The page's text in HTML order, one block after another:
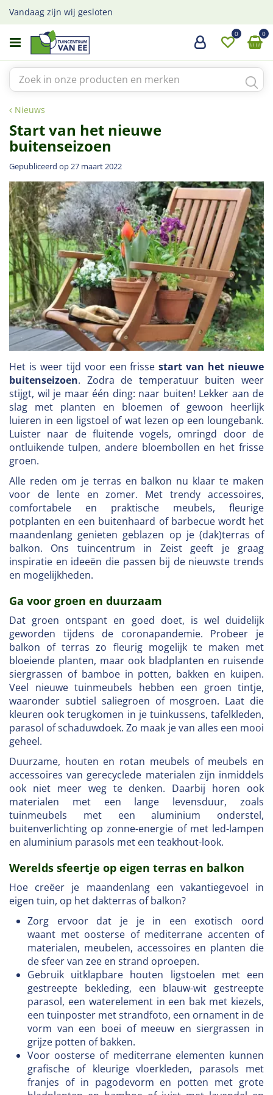
a
Nieuws
Vandaag zijn wij gesloten
Start van het nieuwe
buitenseizoen
Gepubliceerd op27 maart 2022
Het is weer tijd voor een frissestart van het nieuwe
buitenseizoen. Zodra de temperatuur buiten weer
stijgt, wil je maar één ding: naar buiten! Lekker aan de
slag met planten en bloemen of gewoon heerlijk
luieren in een ligstoel of wat lezen op een loungebank.
Luister naar de fluitende vogels, omringd door de
ontluikende tulpen, andere bloembollen en het frisse
groen.
Alle reden om je terras en balkon nu klaar te maken
voor de lente en zomer. Met trendy accessoires,
comfortabele en praktische meubels, fleurige
potplanten en een buitenhaard of barbecue wordt het
maandenlang genieten geblazen op je (dak)terras of
balkon. Ons tuincentrum in Zeist geeft je graag
inspiratie en ideeën die passen bij de nieuwste trends
en mogelijkheden.
Ga voor groen en duurzaam
Dat groen ontspant en goed doet, is wel duidelijk
geworden tijdens de coronapandemie. Probeer je
balkon of terras zo fleurig mogelijk te maken met
bloeiende planten, maar ook bladplanten en ruisende
siergrassen of bamboe in potten, bakken en kuipen.
Veel nieuwe tuinmeubels hebben een groen tintje,
waaronder subtiel saliegroen of mosgroen. Laat die
kleuren ook terugkomen in je tuinkussens, tafelkleden,
parasol of schaduwdoek. Zo maak je van alles een mooi
geheel.
Duurzame, houten en rotan meubels of meubels en
accessoires van gerecyclede materialen zijn inmiddels
ook niet meer weg te denken. Daarbij horen ook
materialen met een lange levensduur, zoals
tuinmeubels met een aluminium onderstel,
buitenverlichting op zonne-energie of met led-lampen
en aluminium parasols met een teakhout-look.
Werelds sfeertje op eigen terras en balkon
Hoe creëer je maandenlang een vakantiegevoel in
eigen tuin, op het dakterras of balkon?
Zorg ervoor dat je je in een exotisch oord
waant met oosterse of mediterrane accenten of
materialen, meubelen, accessoires en planten die
de sfeer van zee en strand oproepen.
Gebruik uitklapbare houten ligstoelen met een
gestreepte bekleding, een blauw-wit gestreepte
parasol, een waterelement in een bak met kiezels,
een tuinposter met strandfoto, een ornament in de
vorm van een boei of meeuw en siergrassen in
grijze potten of bakken.
Voor oosterse of mediterrane elementen kunnen
grafische of kleurige vloerkleden, parasols met
franjes of in pagodevorm en potten met grote